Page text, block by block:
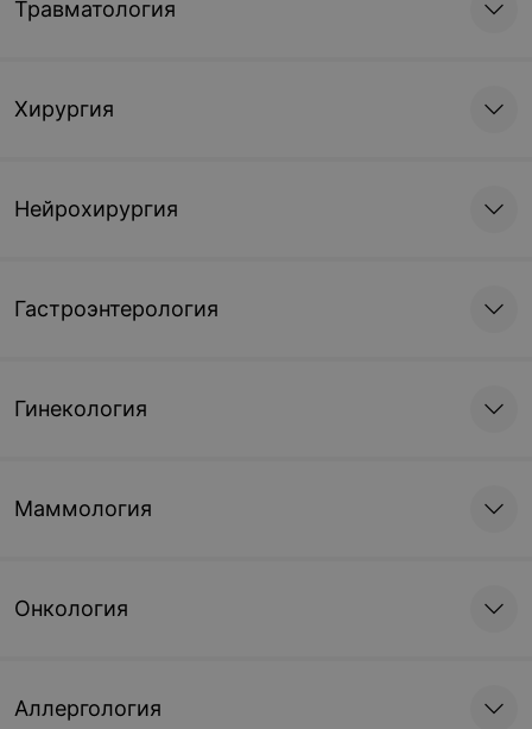
Травматология
Хирургия
Нейрохирургия
Гастроэнтерология
Гинекология
Маммология
Онкология
Аллергология